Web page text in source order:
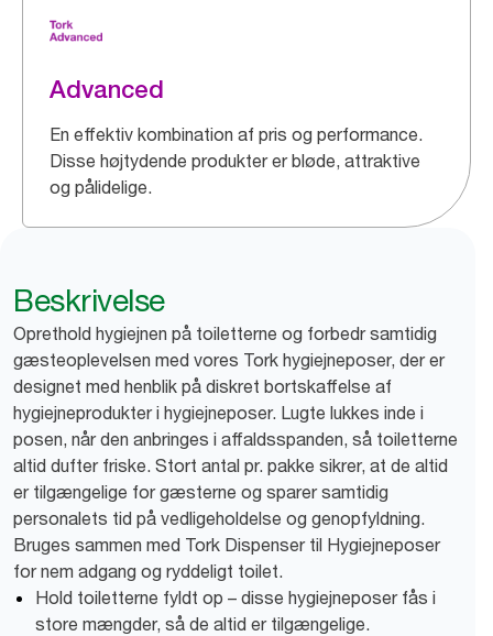
Advanced
En effektiv kombination af pris og performance.
Disse højtydende produkter er bløde, attraktive
og pålidelige.
Beskrivelse
Oprethold hygiejnen på toiletterne og forbedr samtidig
gæsteoplevelsen med vores Tork hygiejneposer, der er
designet med henblik på diskret bortskaffelse af
hygiejneprodukter i hygiejneposer. Lugte lukkes inde i
posen, når den anbringes i affaldsspanden, så toiletterne
altid dufter friske. Stort antal pr. pakke sikrer, at de altid
er tilgængelige for gæsterne og sparer samtidig
personalets tid på vedligeholdelse og genopfyldning.
Bruges sammen med Tork Dispenser til Hygiejneposer
for nem adgang og ryddeligt toilet.
Hold toiletterne fyldt op – disse hygiejneposer fås i
store mængder, så de altid er tilgængelige.